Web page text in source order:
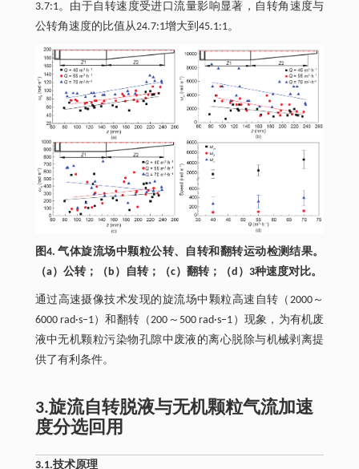
3.7:1。由于自转速度受进口流量影响显著，自转角速度与
公转角速度的比值从24.7:1增大到45.1:1。
图4. 气体旋流场中颗粒公转、自转和翻转运动检测结果。
（a）公转；（b）自转；（c）翻转；（d）3种速度对比。
通过高速摄像技术发现的旋流场中颗粒高速自转（2000～
6000 rad·s–1）和翻转（200～500 rad·s–1）现象，为有机废
液中无机颗粒污染物孔隙中废液的离心脱除与机械剥离提
供了有利条件。
3.旋流自转脱液与无机颗粒气流加速
度分选回用
3.1.技术原理